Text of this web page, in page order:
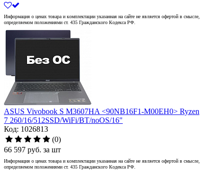
Информация о ценах товара и комплектации указанная на сайте не является офертой в смысле,
определяемом положениями ст. 435 Гражданского Кодекса РФ.
ASUS Vivobook S M3607HA <90NB16F1-M00EH0> Ryzen
7 260/16/512SSD/WiFi/BT/noOS/16"
Код: 1026813
(0)
66 597 руб. за шт
Информация о ценах товара и комплектации указанная на сайте не является офертой в смысле,
определяемом положениями ст. 435 Гражданского Кодекса РФ.